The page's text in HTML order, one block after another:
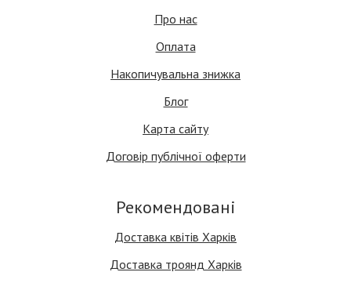
Про нас
Оплата
Накопичувальна знижка
Блог
Карта сайту
Договір публічної оферти
Рекомендовані
Доставка квітів Харків
Доставка троянд Харків